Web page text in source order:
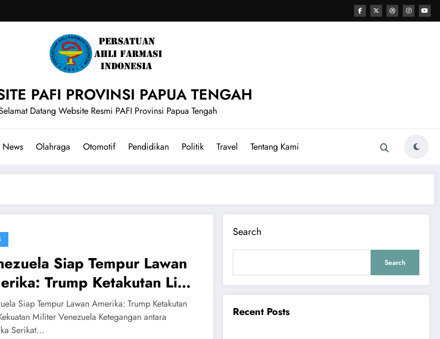
PAFI PROVINSI PAPUA TENGAH
Datang Website Resmi PAFI Provinsi Papua Tengah
News Olahraga Otomotif Pendidikan Politik Travel Tentang Kami
Siap Tempur Lawan
Trump Ketakutan Lihat
Militer Venezuela
Siap Tempur Lawan Amerika: Trump Ketakutan
Militer Venezuela Ketegangan antara
Serikat…
Search
Search
Recent Posts